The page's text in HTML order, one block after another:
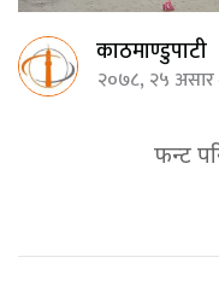
काठमाण्डुपाटी
२०७८, २५
फन्ट